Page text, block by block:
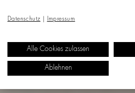
Datenschutz Impressum
Alle Cookies zulassen
Ablehnen